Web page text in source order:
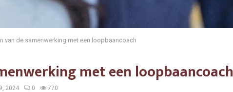
van de samenwerking met een loopbaancoach
met een loopbaancoach
2024 0 770